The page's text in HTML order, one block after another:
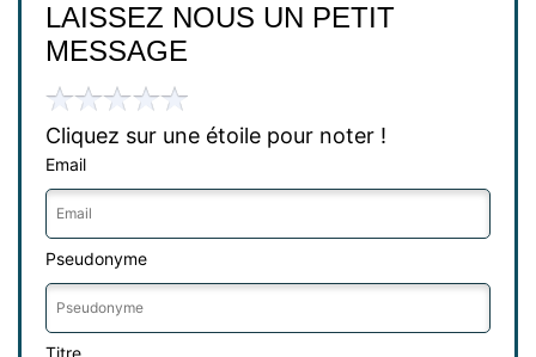
LAISSEZ NOUS UN PETIT
MESSAGE
Cliquez sur une étoile pour noter !
Email
Pseudonyme
Titre